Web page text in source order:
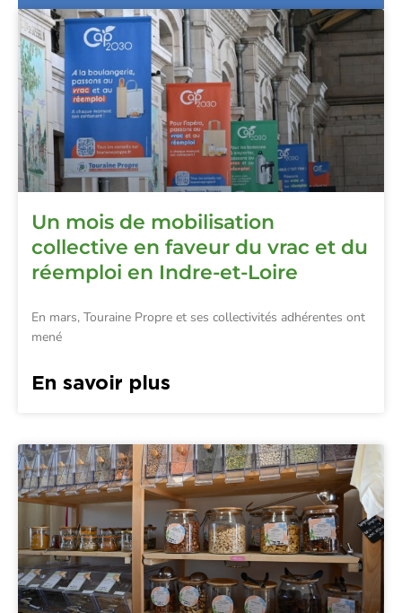
Un mois de mobilisation
collective en faveur du vrac et du
réemploi en Indre-et-Loire
En mars, Touraine Propre et ses collectivités adhérentes ont
mené
En savoir plus